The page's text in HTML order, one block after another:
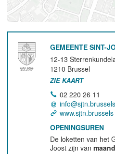
GEMEENTE SINT-
12-13
1210 Brussel
ZIE KAART
02 220 26 11
info@sjtn.brussels
www.sjtn.brussels
OPENINGSUREN
De loketten van het
Joost zijn van